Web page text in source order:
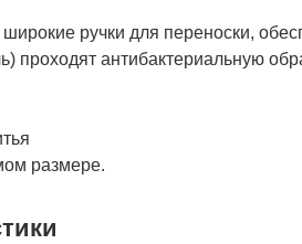
ручки для переноски,
антибактериальную
размере.